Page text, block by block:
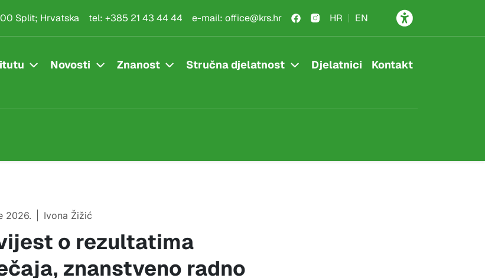
Split; Hrvatska tel: +385 21 43 44 44 e-mail: office@krs.hr HR EN
Novosti Znanost Stručna djelatnost Djelatnici Kontakt
2026. Ivona Žižić
o rezultatima
znanstveno radno